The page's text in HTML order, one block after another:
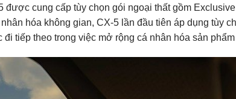
được cung cấp tùy chọn gói ngoại thất gồm
hóa không gian, CX-5 lần đầu tiên áp dụng tùy
tiếp theo trong việc mở rộng cá nhân hóa sản